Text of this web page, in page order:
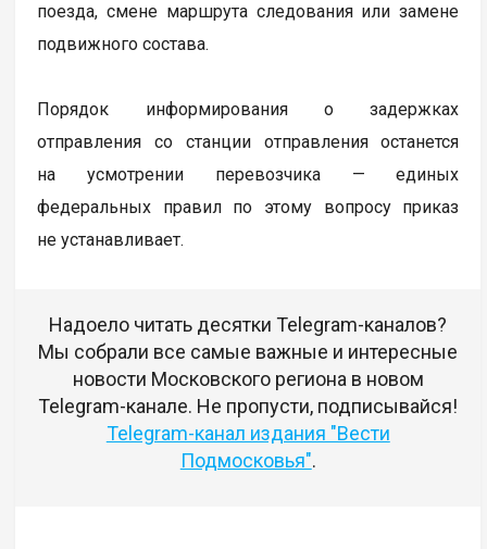
поезда, смене маршрута следования или замене
подвижного состава.
Порядок информирования о задержках
отправления со станции отправления останется
на усмотрении перевозчика — единых
федеральных правил по этому вопросу приказ
не устанавливает.
Надоело читать десятки Telegram-каналов?
Мы собрали все самые важные и интересные
новости Московского региона в новом
Telegram-канале. Не пропусти, подписывайся!
Telegram-канал издания "Вести
Подмосковья".